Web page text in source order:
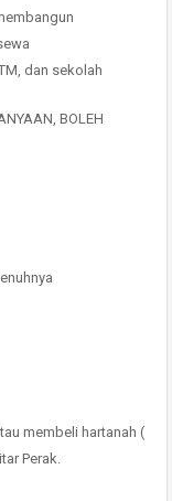
dan sekolah
BOLEH
membeli hartanah (
Perak.